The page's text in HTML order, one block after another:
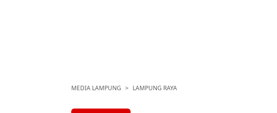
MEDIA LAMPUNG LAMPUNG RAYA